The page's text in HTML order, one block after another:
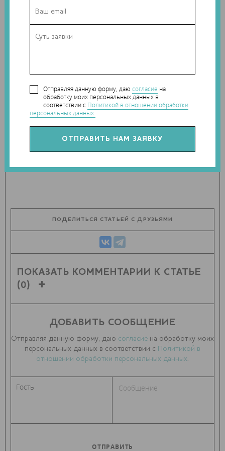
Отправляя данную форму, даюсогласие на
обработку моих персональных данных в
соответствии с Политикой в отношении обработки
персональных данных.
ремонте и реконструкции стрелок и переездов – именно
проекта будут применены самые новейшие технологии, от
Теги:робот для 3D-печати
Наши новости в telegram канале:
ПОДЕЛИТЬСЯ СТАТЬЕЙ С ДРУЗЬЯМИ
ПОКАЗАТЬ КОММЕНТАРИИ К СТАТЬЕ
(0)
ДОБАВИТЬ СООБЩЕНИЕ
Отправляя данную форму, даю согласие на обработку моих
персональных данных в соответствии с
Политикой в
отношении обработки персональных данных.